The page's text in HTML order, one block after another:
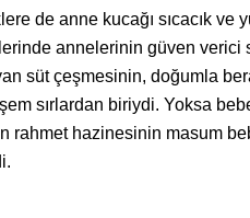
de anne kucağı sıcacık ve
annelerinin güven verici
süt çeşmesinin, doğumla
sırlardan biriydi. Yoksa
rahmet hazinesinin masum